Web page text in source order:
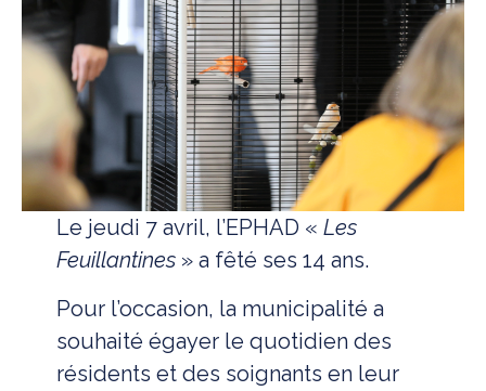
Le jeudi 7 avril, l’EPHAD «Les
Feuillantines » a fêté ses 14 ans.
Pour l’occasion, la municipalité a
souhaité égayer le quotidien des
résidents et des soignants en leur